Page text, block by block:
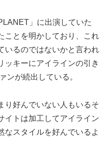
」に出演していた
ことを明かしており、これ
いるのではないかと言われ
ッキーにアイラインの引き
ンが続出している。
り好んでいない人もいるそ
イトは加工してアイライン
なスタイルを好んでいるよ